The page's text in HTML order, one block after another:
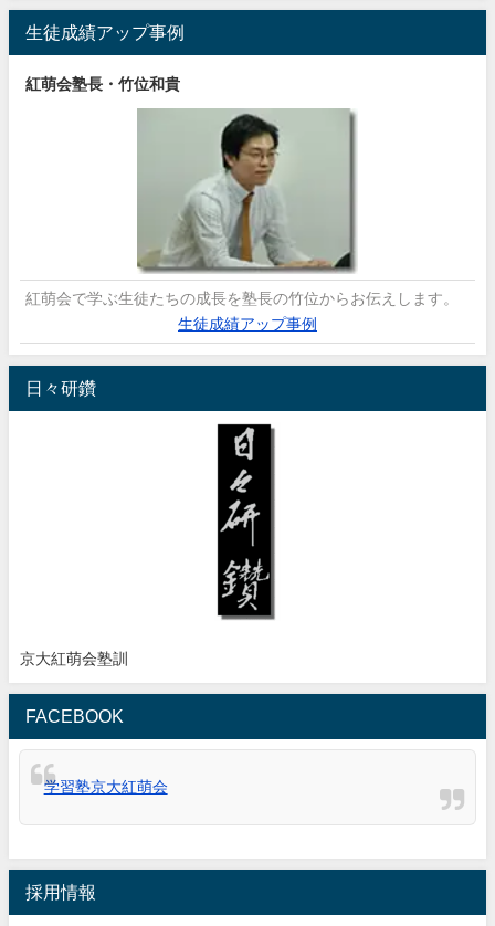
生徒成績アップ事例
紅萌会塾長・竹位和貴
紅萌会で学ぶ生徒たちの成長を塾長の竹位からお伝えします。
生徒成績アップ事例
日々研鑽
京大紅萌会塾訓
FACEBOOK
学習塾京大紅萌会
採用情報